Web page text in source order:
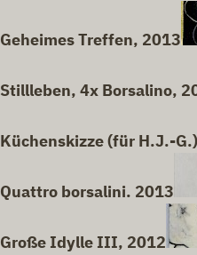
Geheimes Treffen, 2013
Stillleben, 4x Borsalino,
Küchenskizze (für H.J.-
Quattro borsalini. 2013
Große Idylle III, 2012